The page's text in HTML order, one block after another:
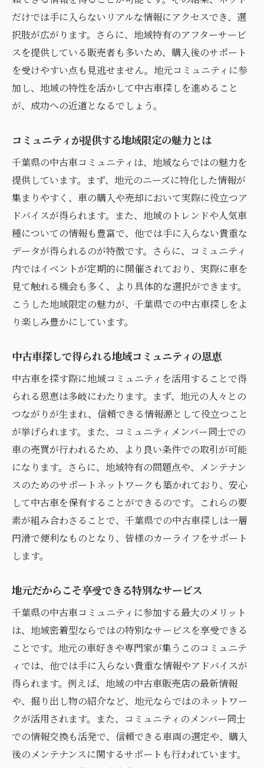
だけでは手に入らないリアルな情報にアクセスでき、選
択肢が広がります。さらに、地域特有のアフターサービ
スを提供している販売者も多いため、購入後のサポート
を受けやすい点も見逃せません。地元コミュニティに参
加し、地域の特性を活かして中古車探しを進めること
が、成功への近道となるでしょう。
コミュニティが提供する地域限定の魅力とは
千葉県の中古車コミュニティは、地域ならではの魅力を
提供しています。まず、地元のニーズに特化した情報が
集まりやすく、車の購入や売却において実際に役立つア
ドバイスが得られます。また、地域のトレンドや人気車
種についての情報も豊富で、他では手に入らない貴重な
データが得られるのが特徴です。さらに、コミュニティ
内ではイベントが定期的に開催されており、実際に車を
見て触れる機会も多く、より具体的な選択ができます。
こうした地域限定の魅力が、千葉県での中古車探しをよ
り楽しみ豊かにしています。
中古車探しで得られる地域コミュニティの恩恵
中古車を探す際に地域コミュニティを活用することで得
られる恩恵は多岐にわたります。まず、地元の人々との
つながりが生まれ、信頼できる情報源として役立つこと
が挙げられます。また、コミュニティメンバー同士での
車の売買が行われるため、より良い条件での取引が可能
になります。さらに、地域特有の問題点や、メンテナン
スのためのサポートネットワークも築かれており、安心
して中古車を保有することができるのです。これらの要
素が組み合わさることで、千葉県での中古車探しは一層
円滑で便利なものとなり、皆様のカーライフをサポート
します。
地元だからこそ享受できる特別なサービス
千葉県の中古車コミュニティに参加する最大のメリット
は、地域密着型ならではの特別なサービスを享受できる
ことです。地元の車好きや専門家が集うこのコミュニテ
ィでは、他では手に入らない貴重な情報やアドバイスが
得られます。例えば、地域の中古車販売店の最新情報
や、掘り出し物の紹介など、地元ならではのネットワー
クが活用されます。また、コミュニティのメンバー同士
での情報交換も活発で、信頼できる車両の選定や、購入
後のメンテナンスに関するサポートも行われています。